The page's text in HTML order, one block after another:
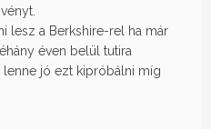
lesz a Berkshire-rel ha már
éven belül tutira
lenne jó ezt kipróbálni míg